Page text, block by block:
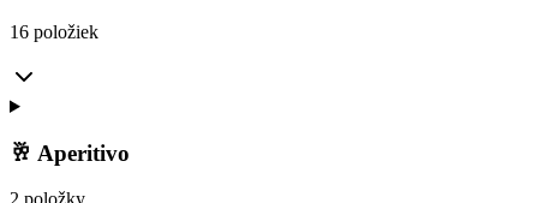
16 položiek
🥂 Aperitivo